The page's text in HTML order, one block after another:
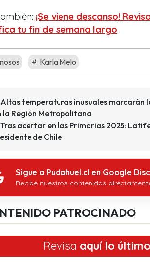
¡Se viene descanso!
tu fin de semana largo
Karla Melo
Altas temperaturas inusuales marcarán
la Región Metropolitana
Tras acertar en las Primarias 2025:
de Chile
Sigue a Pudahuel.cl en Google
Recibe nuestros contenidos
PATROCINADO
Revisa aquí lo último